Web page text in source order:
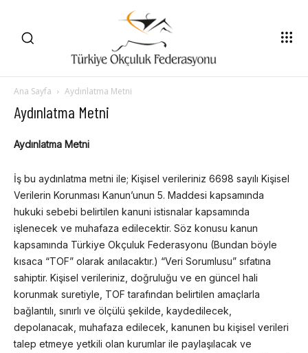
Ana Sayfa Aydınlatma Metni
Aydınlatma Metni
Aydınlatma Metni
İş bu aydınlatma metni ile; Kişisel verileriniz 6698 sayılı Kişisel
Verilerin Korunması Kanun’unun 5. Maddesi kapsamında
hukuki sebebi belirtilen kanuni istisnalar kapsamında
işlenecek ve muhafaza edilecektir. Söz konusu kanun
kapsamında Türkiye Okçuluk Federasyonu (Bundan böyle
kısaca “TOF” olarak anılacaktır.) “Veri Sorumlusu” sıfatına
sahiptir. Kişisel verileriniz, doğruluğu ve en güncel hali
korunmak suretiyle, TOF tarafından belirtilen amaçlarla
bağlantılı, sınırlı ve ölçülü şekilde, kaydedilecek,
depolanacak, muhafaza edilecek, kanunen bu kişisel verileri
talep etmeye yetkili olan kurumlar ile paylaşılacak ve